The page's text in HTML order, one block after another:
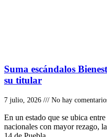
Suma escándalos
su titular
7 julio, 2026 No hay
En un estado que se ubica
nacionales con mayor rezago,